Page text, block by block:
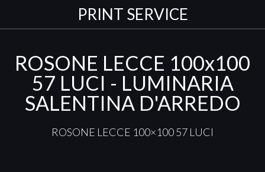
PRINT SERVICE
ROSONE LECCE 100x100
57 LUCI - LUMINARIA
SALENTINA D'ARREDO
ROSONE LECCE 100×100 57 LUCI